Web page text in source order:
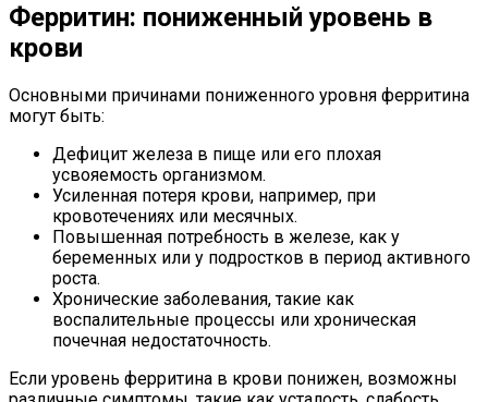
Ферритин: пониженный уровень в
крови
Основными причинами пониженного уровня ферритина
могут быть:
Дефицит железа в пище или его плохая
усвояемость организмом.
Усиленная потеря крови, например, при
кровотечениях или месячных.
Повышенная потребность в железе, как у
беременных или у подростков в период активного
роста.
Хронические заболевания, такие как
воспалительные процессы или хроническая
почечная недостаточность.
Если уровень ферритина в крови понижен, возможны